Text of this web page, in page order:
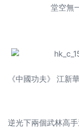
堂空無
《中國功夫》 江新
逆光下兩個武林高